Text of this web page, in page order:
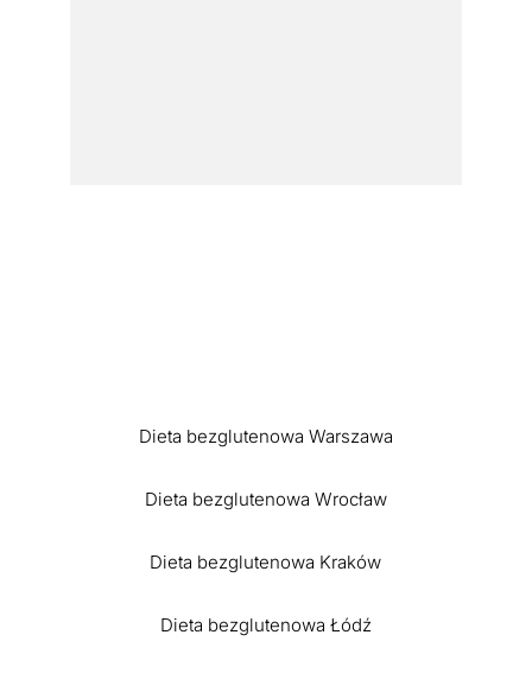
Dieta bezglutenowa Warszawa
Dieta bezglutenowa Wrocław
Dieta bezglutenowa Kraków
Dieta bezglutenowa Łódź